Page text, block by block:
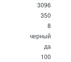
3096
350
8
черный
да
100